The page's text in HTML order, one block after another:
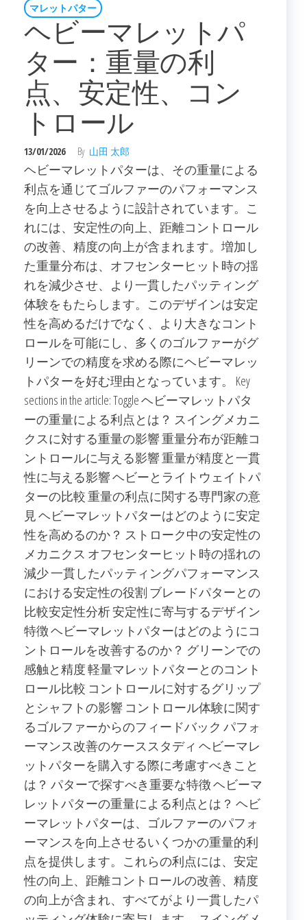
マレットパター
ヘビーマレットパ
ター：重量の利
点、安定性、コン
トロール
13/01/2026 By 山田 太郎
ヘビーマレットパターは、その重量による
利点を通じてゴルファーのパフォーマンス
を向上させるように設計されています。こ
れには、安定性の向上、距離コントロール
の改善、精度の向上が含まれます。増加し
た重量分布は、オフセンターヒット時の揺
れを減少させ、より一貫したパッティング
体験をもたらします。このデザインは安定
性を高めるだけでなく、より大きなコント
ロールを可能にし、多くのゴルファーがグ
リーンでの精度を求める際にヘビーマレッ
トパターを好む理由となっています。 Key
sections in the article: Toggle ヘビーマレットパタ
ーの重量による利点とは？ スイングメカニ
クスに対する重量の影響 重量分布が距離コ
ントロールに与える影響 重量が精度と一貫
性に与える影響 ヘビーとライトウェイトパ
ターの比較 重量の利点に関する専門家の意
見 ヘビーマレットパターはどのように安定
性を高めるのか？ ストローク中の安定性の
メカニクス オフセンターヒット時の揺れの
減少 一貫したパッティングパフォーマンス
における安定性の役割 ブレードパターとの
比較安定性分析 安定性に寄与するデザイン
特徴 ヘビーマレットパターはどのようにコ
ントロールを改善するのか？ グリーンでの
感触と精度 軽量マレットパターとのコント
ロール比較 コントロールに対するグリップ
とシャフトの影響 コントロール体験に関す
るゴルファーからのフィードバック パフォ
ーマンス改善のケーススタディ ヘビーマレ
ットパターを購入する際に考慮すべきこと
は？ パターで探すべき重要な特徴 ヘビーマ
レットパターの重量による利点とは？ ヘビ
ーマレットパターは、ゴルファーのパフォ
ーマンスを向上させるいくつかの重量的利
点を提供します。これらの利点には、安定
性の向上、距離コントロールの改善、精度
の向上が含まれ、すべてがより一貫したパ